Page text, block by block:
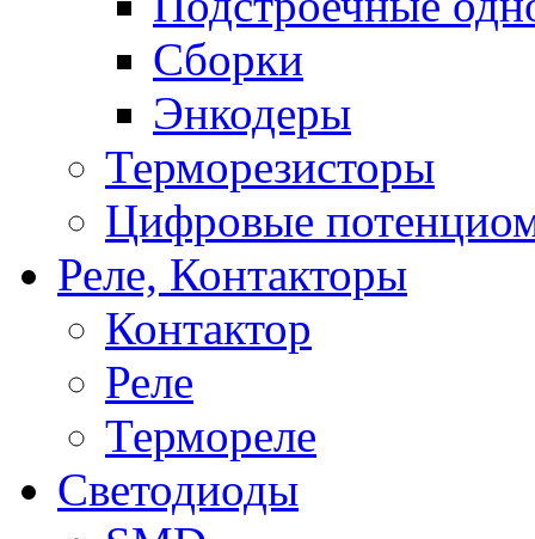
Сборки
Энкодеры
Терморезисторы
Цифровые
Реле, Контакторы
Контактор
Реле
Термореле
Светодиоды